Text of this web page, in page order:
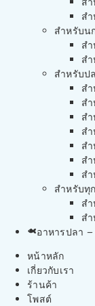
ส
สำหรับน
ส
ส
สำหรับป
ส
ส
ส
ส
ส
ส
ส
สำหรับทุ
ส
ส
อาหารปลา –
หน้าหลัก
เกี่ยวกับเรา
ร้านค้า
โพสต์